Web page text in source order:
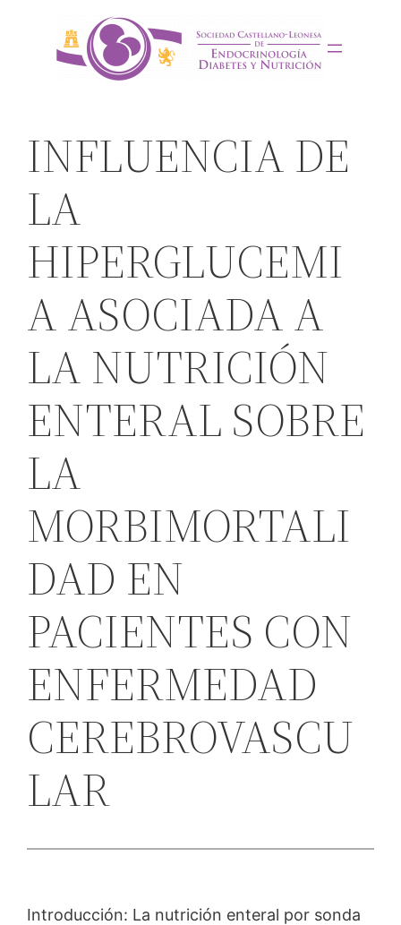
contenido
INFLUENCIA DE
LA
HIPERGLUCEMI
A ASOCIADA A
LA NUTRICIÓN
ENTERAL SOBRE
LA
MORBIMORTALI
DAD EN
PACIENTES CON
ENFERMEDAD
CEREBROVASCU
LAR
Introducción: La nutrición enteral por sonda